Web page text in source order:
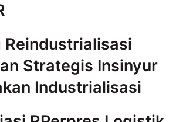
Reindustrialisasi
Strategis Insinyur
Industrialisasi